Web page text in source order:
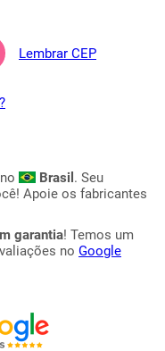
Lembrar CEP
no Brasil . Seu
Apoie os fabricantes
garantia! Temos um
no Google